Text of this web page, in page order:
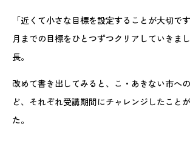
「近くて小さな目標を設定することが大切で
月までの目標をひとつずつクリアしていきま
長。
改めて書き出してみると、こ・あきない市へ
ど、それぞれ受講期間にチャレンジしたこと
た。